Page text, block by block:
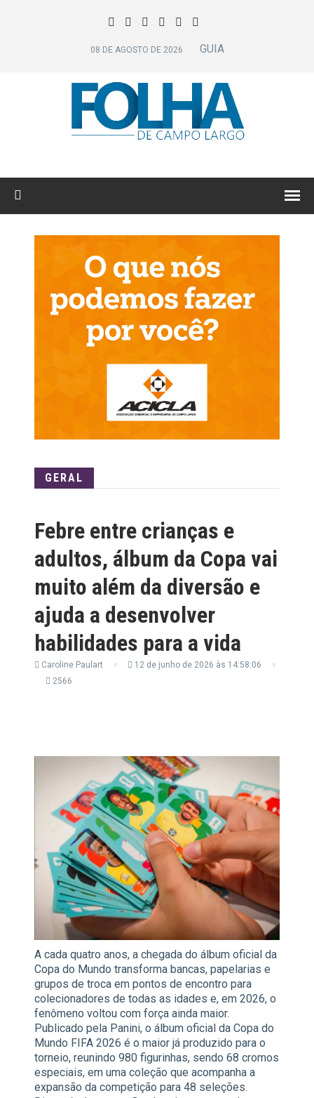
08 DE AGOSTO DE 2026 GUIA
GERAL
Febre entre crianças e
adultos, álbum da Copa vai
muito além da diversão e
ajuda a desenvolver
habilidades para a vida
Caroline Paulart
12 de junho de 2026 às 14:58:06
2566
A cada quatro anos, a chegada do álbum oficial da
Copa do Mundo transforma bancas, papelarias e
grupos de troca em pontos de encontro para
colecionadores de todas as idades e, em 2026, o
fenômeno voltou com força ainda maior.
Publicado pela Panini, o álbum oficial da Copa do
Mundo FIFA 2026 é o maior já produzido para o
torneio, reunindo 980 figurinhas, sendo 68 cromos
especiais, em uma coleção que acompanha a
expansão da competição para 48 seleções.